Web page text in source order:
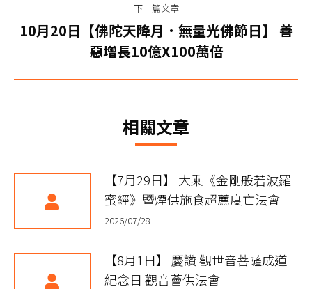
文
章：
下一篇文章
下
一
篇
章：
10月20日【佛陀天降月．無量光佛節日】 善
惡增長10億X100萬倍
相關文章
【7月29日】 大乘《金剛般若波羅
蜜經》暨煙供施食超薦度亡法會
2026/07/28
【8月1日】 慶讚 觀世音菩薩成道
紀念日 觀音薈供法會